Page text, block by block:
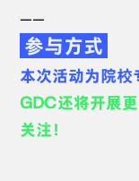
——
参与方式
本次活动为院校
GDC还将开展
关注！